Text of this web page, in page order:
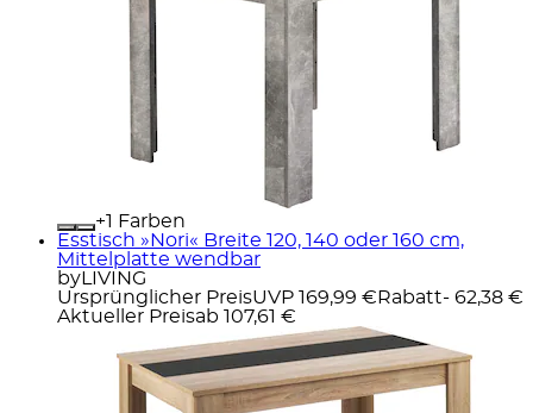
+
Farben
Esstisch »Nori« Breite 120, 140 oder 160 cm,
Mittelplatte wendbar
byLIVING
Ursprünglicher PreisUVP 169,99 € Rabatt- 62,38 €
Aktueller Preisab 107,61 €